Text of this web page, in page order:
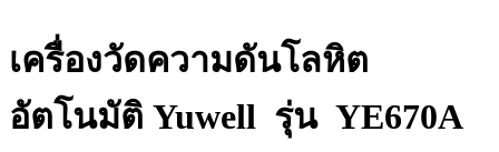
เครื่องวัดความดันโลหิต
อัตโนมัติ Yuwell รุ่น YE670A